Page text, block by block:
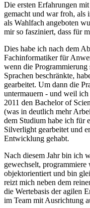
Die ersten Erfahrungen
gemacht und war froh, als
als Wahlfach angeboten
mir so fasziniert, dass für
Dies habe ich nach dem
Fachinformatiker für
wenn die
Sprachen beschränkte,
gearbeitet. Um dann die
untermauern - und weil
2011 den Bachelor of
(was in deutlich mehr
dem Studium habe ich für
Silverlight gearbeitet und
Entwicklung gehabt.
Nach diesem Jahr bin ich
gewechselt,
objektorientiert und bin
reizt mich neben dem
die Wertebasis der agilen
im Team mit Ausrichtung